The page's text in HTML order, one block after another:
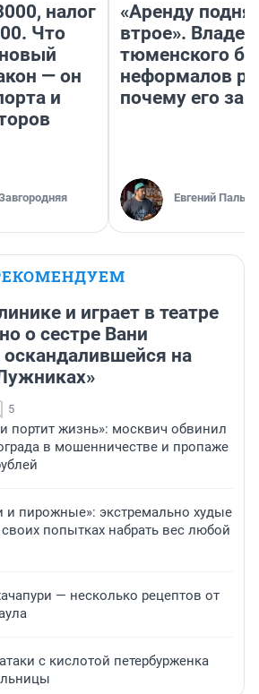
налог
Что
— он
и
«Аренду
втрое».
тюменского
неформалов
почему его
Евгений
и играет в театре
о сестре Вани
на
5
портит жизнь»: москвич обвинил
в мошенничестве и пропаже
и пирожные»: экстремально худые
попытках набрать вес любой
— несколько рецептов от
с кислотой петербурженка